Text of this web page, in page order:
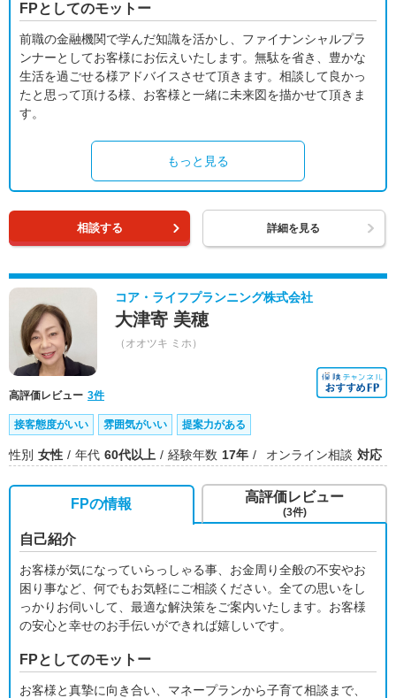
FPとしてのモットー
前職の金融機関で学んだ知識を活かし、ファイナンシャルプラ
ンナーとしてお客様にお伝えいたします。無駄を省き、豊かな
生活を過ごせる様アドバイスさせて頂きます。相談して良かっ
たと思って頂ける様、お客様と一緒に未来図を描かせて頂きま
す。
もっと見る
相談する 詳細を見る
コア・ライフプランニング株式会社
大津寄 美穂
（オオツキ ミホ）
高評価レビュー 3件
接客態度がいい 雰囲気がいい 提案力がある
性別 女性 年代 60代以上 経験年数 17年 オンライン相談 対応
FPの情報
自己紹介
お客様が気になっていらっしゃる事、お金周り全般の不安やお
困り事など、何でもお気軽にご相談ください。全ての思いをし
っかりお伺いして、最適な解決策をご案内いたします。お客様
の安心と幸せのお手伝いができれば嬉しいです。
FPとしてのモットー
お客様と真摯に向き合い、マネープランから子育て相談まで、
高評価レビュー
(3件)